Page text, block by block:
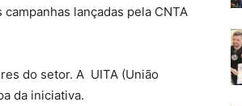
lançadas pela CNTA
do setor. A UITA (União
da iniciativa.